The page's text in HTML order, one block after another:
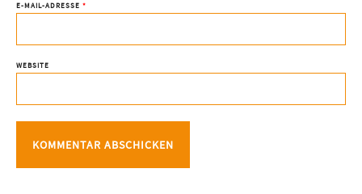
E-MAIL-ADRESSE *
WEBSITE